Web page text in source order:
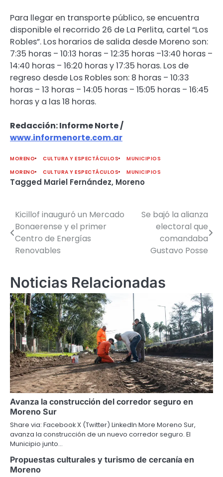
Para llegar en transporte público, se encuentra
disponible el recorrido 26 de La Perlita, cartel “Los
Robles”. Los horarios de salida desde Moreno son:
7:35 horas – 10:13 horas – 12:35 horas –13:40 horas –
14:40 horas – 16:20 horas y 17:35 horas. Los de
regreso desde Los Robles son: 8 horas – 10:33
horas – 13 horas – 14:05 horas – 15:05 horas – 16:45
horas y a las 18 horas.
Redacción: Informe Norte /
www.informenorte.com.ar
MORENO CULTURA Y ESPECTÁCULOS
MUNICIPIOS
MORENO
CULTURA Y ESPECTÁCULOS MUNICIPIOS
Tagged Mariel Fernández, Moreno
Navegación
de
entradas
Kicillof inauguró un Mercado
Bonaerense y el primer
Centro de Energías
Renovables
Se bajó la alianza
electoral que
comandaba
Gustavo Posse
Noticias Relacionadas
Avanza la construcción del corredor seguro en
Moreno Sur
Share via: Facebook X (Twitter) LinkedIn More Moreno Sur,
avanza la construcción de un nuevo corredor seguro. El
Municipio junto…
Propuestas culturales y turismo de cercanía en
Moreno